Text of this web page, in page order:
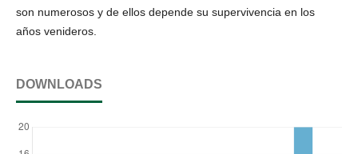
son numerosos y de ellos depende su supervivencia en los
años venideros.
DOWNLOADS